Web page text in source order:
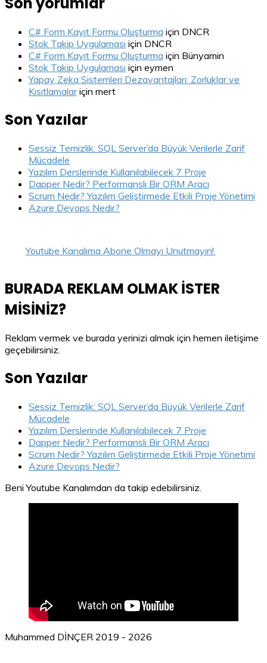
C# Form Kayıt Formu Oluşturma için DNCR
Stok Takip Uygulaması için DNCR
C# Form Kayıt Formu Oluşturma için Bünyamin
Stok Takip Uygulaması için eymen
Yapay Zeka Sistemleri Dezavantajları: Zorluklar ve
Kısıtlamalariçin mert
Son Yazılar
Sessiz Temizlik: SQL Server’da Büyük Verilerle Zarif
Mücadele
Yazılım Derslerinde Kullanılabilecek 7 Proje
Dapper Nedir? Performanslı Bir ORM Aracı
Scrum Nedir? Yazılım Geliştirmede Etkili Proje Yönetimi
Azure Devops Nedir?
Youtube Kanalıma Abone Olmayı Unutmayın!.
BURADA REKLAM OLMAK İSTER
MİSİNİZ?
Reklam vermek ve burada yerinizi almak için hemen iletişime
geçebilirsiniz.
Son Yazılar
Sessiz Temizlik: SQL Server’da Büyük Verilerle Zarif
Mücadele
Yazılım Derslerinde Kullanılabilecek 7 Proje
Dapper Nedir? Performanslı Bir ORM Aracı
Scrum Nedir? Yazılım Geliştirmede Etkili Proje Yönetimi
Azure Devops Nedir?
Beni Youtube Kanalımdan da takip edebilirsiniz.
Muhammed DİNÇER 2019 - 2026